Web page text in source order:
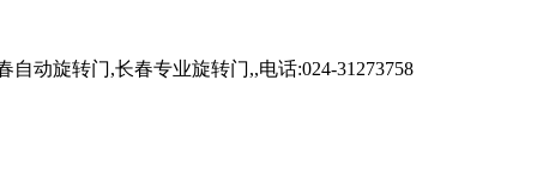
动旋转门,长春专业旋转门,,电话:024-31273758